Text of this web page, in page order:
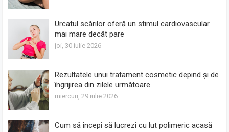
Urcatul scărilor oferă un stimul cardiovascular
mai mare decât pare
joi, 30 iulie 2026
Rezultatele unui tratament cosmetic depind și de
îngrijirea din zilele următoare
miercuri, 29 iulie 2026
Cum să începi să lucrezi cu lut polimeric acasă